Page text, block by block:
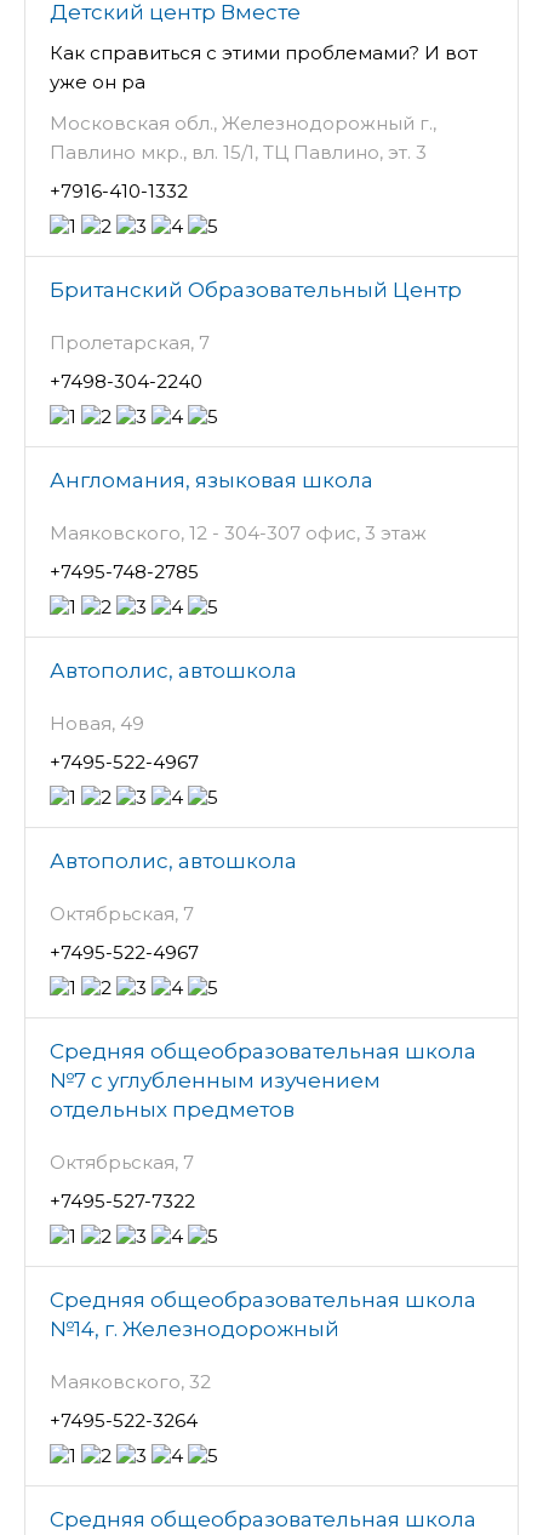
Детский центр Вместе
Как справиться с этими проблемами? И вот
уже он ра
Московская обл., Железнодорожный г.,
Павлино мкр., вл. 15/1, ТЦ Павлино, эт. 3
+7916-410-1332
Британский Образовательный Центр
Пролетарская, 7
+7498-304-2240
Англомания, языковая школа
Маяковского, 12 - 304-307 офис, 3 этаж
+7495-748-2785
Автополис, автошкола
Новая, 49
+7495-522-4967
Автополис, автошкола
Октябрьская, 7
+7495-522-4967
Средняя общеобразовательная школа
№7 с углубленным изучением
отдельных предметов
Октябрьская, 7
+7495-527-7322
Средняя общеобразовательная школа
№14, г. Железнодорожный
Маяковского, 32
+7495-522-3264
Средняя общеобразовательная школа